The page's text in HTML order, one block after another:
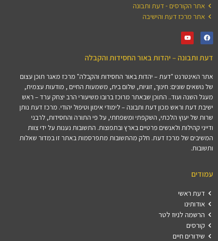
אתר הקורסים - דעת ותבונה
אתר מרכז דעת והישיבה
דעת ותבונה – יהדות באור החסידות והקבלה
אתר האינטרנט "דעת – יהדות באור החסידות והקבלה" מרכז מאגר תוכן עצום
של נושאים שונים: חינוך, זוגיות, שלום בית, משמעות החיים , מודעות עצמית,
מעגל השנה ועוד.. התוכן שבאתר מרוכז ברובו משיעורי הרב יצחק ערד – ראש
ישיבת דעת וראש מכון דעת ותבונה – לימודי אימון וטיפול יהודי. מרכז דעת נותן
שרות של יעוץ הלכתי, השקפתי ומשפחתי, על פי התורה והחסידות, לרבני
ודייני קהילות ולאנשים פרטיים בארץ ובתפוצות. התשובות נענות על ידי צוות
המשיבים של מרכז דעת. חלק מהתשובות מתפרסמות באתר זו במדור שאלות
ותשובות.
עמודים
דעת ראשי
אודותינו
הרשמה לניוז לטר
קורסים
שידורים חיים